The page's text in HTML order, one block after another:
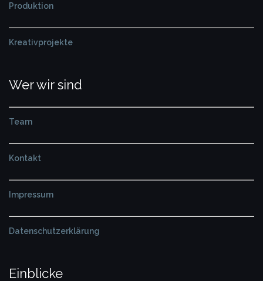
Produktion
Kreativprojekte
Wer wir sind
Team
Kontakt
Impressum
Datenschutzerklärung
Einblicke